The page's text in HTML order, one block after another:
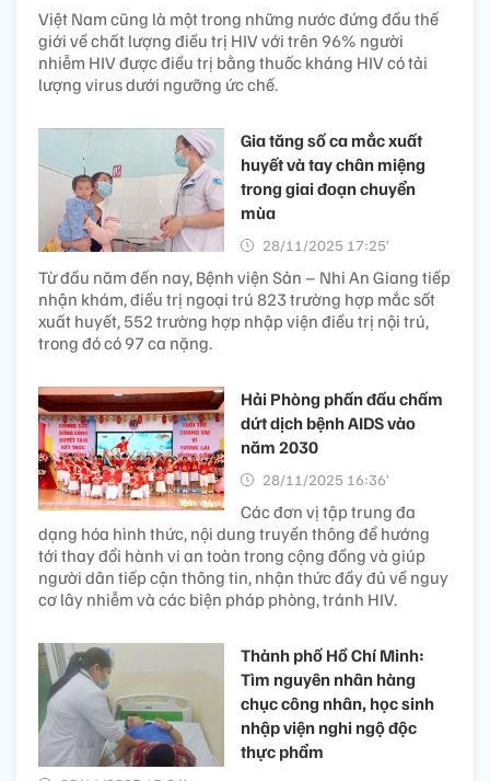
Việt Nam cũng là một trong những nước đứng đầu thế
giới về chất lượng điều trị HIV với trên 96% người
nhiễm HIV được điều trị bằng thuốc kháng HIV có tải
lượng virus dưới ngưỡng ức chế.
Gia tăng số ca mắc xuất
huyết và tay chân miệng
trong giai đoạn chuyển
mùa
28/11/2025 17:25’
Từ đầu năm đến nay, Bệnh viện Sản – Nhi An Giang tiếp
nhận khám, điều trị ngoại trú 823 trường hợp mắc sốt
xuất huyết, 552 trường hợp nhập viện điều trị nội trú,
trong đó có 97 ca nặng.
Hải Phòng phấn đấu chấm
dứt dịch bệnh AIDS vào
năm 2030
28/11/2025 16:36’
Các đơn vị tập trung đa
dạng hóa hình thức, nội dung truyền thông để hướng
tới thay đổi hành vi an toàn trong cộng đồng và giúp
người dân tiếp cận thông tin, nhận thức đầy đủ về nguy
cơ lây nhiễm và các biện pháp phòng, tránh HIV.
Thành phố Hồ Chí Minh:
Tìm nguyên nhân hàng
chục công nhân, học sinh
nhập viện nghi ngộ độc
thực phẩm